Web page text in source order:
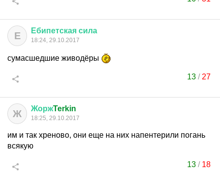
Е Ебипетская сила
18:24, 29.10.2017
сумасшедшие живодёры
13/ 27
Ж ЖоржTerkin
18:25, 29.10.2017
им и так хреново, они еще на них напентерили погань
всякую
13/ 18